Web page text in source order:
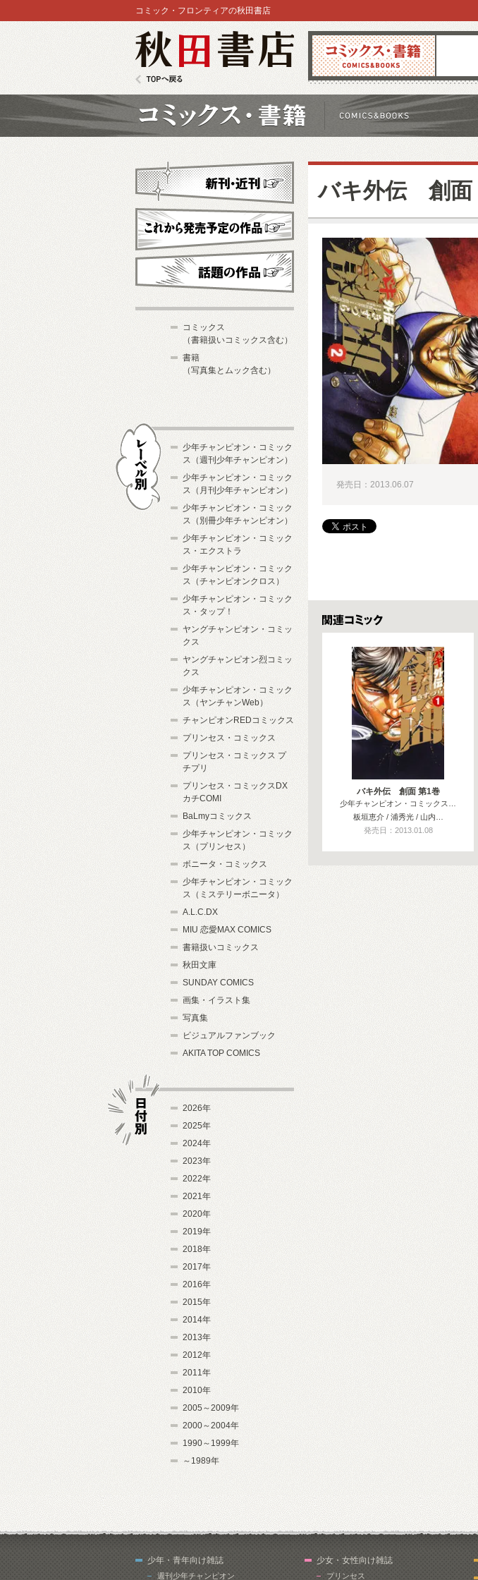
コミックス 雑誌
コミック・フロンティアの秋田書店
バキ外伝 創面
発売日：2013.06.07
関連コミックス
バキ外伝 創面 第1巻
少年チャンピオン・コミックス…
板垣恵介 / 浦秀光 / 山内…
発売日：2013.01.08
新刊・近刊
これから発売予定
コミックス
（書籍扱いコミックス含む）
書籍
（写真集とムック含む）
少年チャンピオン・コミック
ス（週刊少年チャンピオン）
少年チャンピオン・コミック
ス（月刊少年チャンピオン）
少年チャンピオン・コミック
ス（別冊少年チャンピオン）
少年チャンピオン・コミック
ス・エクストラ
少年チャンピオン・コミック
ス（チャンピオンクロス）
少年チャンピオン・コミック
ス・タップ！
ヤングチャンピオン・コミッ
クス
ヤングチャンピオン烈コミッ
クス
少年チャンピオン・コミック
ス（ヤンチャンWeb）
チャンピオンREDコミックス
プリンセス・コミックス
プリンセス・コミックス プ
チプリ
プリンセス・コミックスDX
カチCOMI
BaLmyコミックス
少年チャンピオン・コミック
ス（プリンセス）
ボニータ・コミックス
少年チャンピオン・コミック
ス（ミステリーボニータ）
A.L.C.DX
MIU 恋愛MAX COMICS
書籍扱いコミックス
秋田文庫
SUNDAY COMICS
画集・イラスト集
写真集
ビジュアルファンブック
AKITA TOP COMICS
2026年
2025年
2024年
2023年
2022年
2021年
2020年
2019年
2018年
2017年
2016年
2015年
2014年
2013年
2012年
2011年
2010年
2005～2009年
2000～2004年
1990～1999年
～1989年
少年・青年向け雑誌
週刊少年チャンピオン
少女・女性向け雑誌
プリンセス